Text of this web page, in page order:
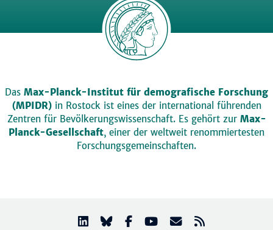
Das Max-Planck-Institut für demografische Forschung
(MPIDR)in Rostock ist eines der international führenden
Zentren für Bevölkerungswissenschaft. Es gehört zur Max-
Planck-Gesellschaft, einer der weltweit renommiertesten
Forschungsgemeinschaften.